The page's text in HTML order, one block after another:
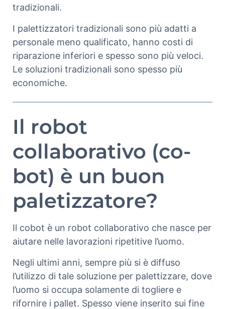
tradizionali.
I palettizzatori tradizionali sono più adatti a
personale meno qualificato, hanno costi di
riparazione inferiori e spesso sono più veloci.
Le soluzioni tradizionali sono spesso più
economiche.
Il robot
collaborativo (co-
bot) è un buon
paletizzatore?
Il cobot è un robot collaborativo che nasce per
aiutare nelle lavorazioni ripetitive l’uomo.
Negli ultimi anni, sempre più si è diffuso
l’utilizzo di tale soluzione per palettizzare, dove
l’uomo si occupa solamente di togliere e
rifornire i pallet. Spesso viene inserito sui fine